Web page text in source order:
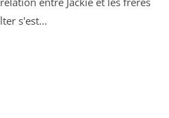
s'est...